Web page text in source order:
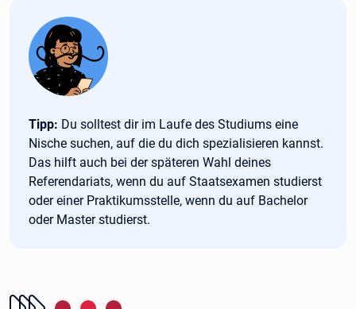
Tipp:
Tipp: Du solltest dir im Laufe des Studiums eine
Nische suchen, auf die du dich spezialisieren kannst.
Das hilft auch bei der späteren Wahl deines
Referendariats, wenn du auf Staatsexamen studierst
oder einer Praktikumsstelle, wenn du auf Bachelor
oder Master studierst.